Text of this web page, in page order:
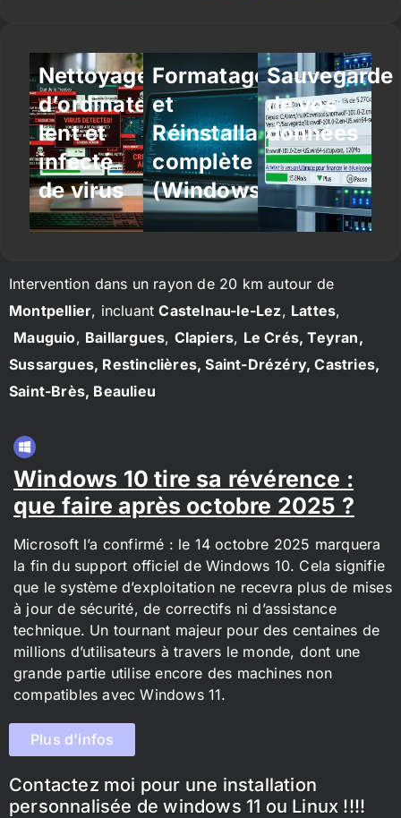
Nettoyage
d’ordinateur
lent et
infecté
de virus
Formatage
et
Réinstallation
complète
(Windows/Linux)
Sauvegarde
de vos
données
Intervention dans un rayon de 20 km autour de
Montpellier, incluantCastelnau-le-Lez, Lattes,
Mauguio, Baillargues, Clapiers, Le Crés, Teyran,
Sussargues, Restinclières, Saint-Drézéry, Castries,
Saint-Brès, Beaulieu
Windows 10 tire sa révérence :
que faire après octobre 2025 ?
Microsoft l’a confirmé : le 14 octobre 2025 marquera
la fin du support officiel de Windows 10. Cela signifie
que le système d’exploitation ne recevra plus de mises
à jour de sécurité, de correctifs ni d’assistance
technique. Un tournant majeur pour des centaines de
millions d’utilisateurs à travers le monde, dont une
grande partie utilise encore des machines non
compatibles avec Windows 11.
Plus d'infos
Contactez moi pour une installation
personnalisée de windows 11 ou Linux !!!!